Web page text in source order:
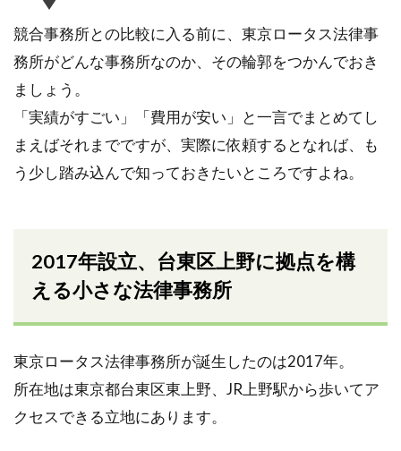
競合事務所との比較に入る前に、東京ロータス法律事
務所がどんな事務所なのか、その輪郭をつかんでおき
ましょう。
「実績がすごい」「費用が安い」と一言でまとめてし
まえばそれまでですが、実際に依頼するとなれば、も
う少し踏み込んで知っておきたいところですよね。
2017年設立、台東区上野に拠点を構
える小さな法律事務所
東京ロータス法律事務所が誕生したのは2017年。
所在地は東京都台東区東上野、JR上野駅から歩いてア
クセスできる立地にあります。